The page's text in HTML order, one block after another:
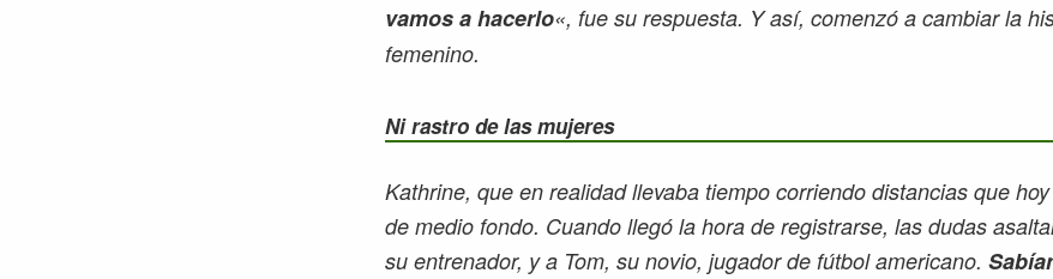
vamos a hacerlo«, fue su respuesta. Y así, comenzó a cambiar la
femenino.
Ni rastro de las mujeres
Kathrine, que en realidad llevaba tiempo corriendo distancias que
de medio fondo. Cuando llegó la hora de registrarse, las dudas
su entrenador, y a Tom, su novio, jugador de fútbol americano.